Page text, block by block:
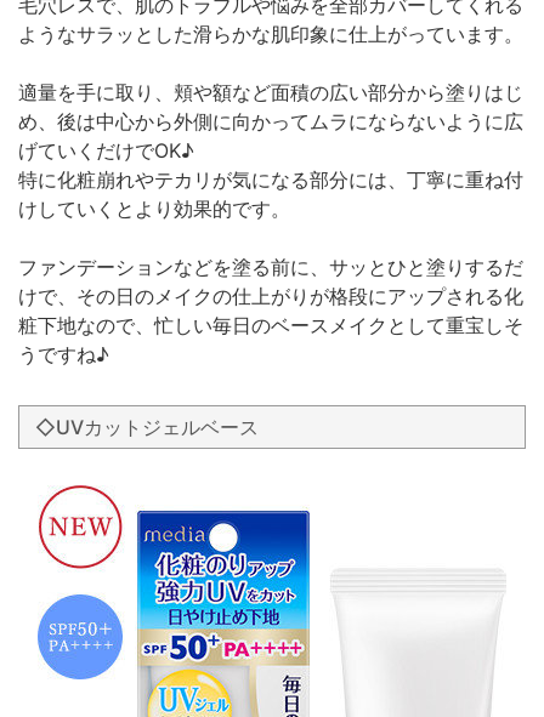
毛穴レスで、肌のトラブルや悩みを全部カバーしてくれる
ようなサラッとした滑らかな肌印象に仕上がっています。
適量を手に取り、頬や額など面積の広い部分から塗りはじ
め、後は中心から外側に向かってムラにならないように広
げていくだけでOK♪
特に化粧崩れやテカリが気になる部分には、丁寧に重ね付
けしていくとより効果的です。
ファンデーションなどを塗る前に、サッとひと塗りするだ
けで、その日のメイクの仕上がりが格段にアップされる化
粧下地なので、忙しい毎日のベースメイクとして重宝しそ
うですね♪
◇UVカットジェルベース